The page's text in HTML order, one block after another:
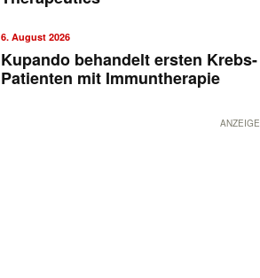
6. August 2026
Kupando behandelt ersten Krebs-
Patienten mit Immuntherapie
ANZEIGE